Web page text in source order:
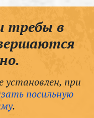
требы в
установлен, при
посильную
.